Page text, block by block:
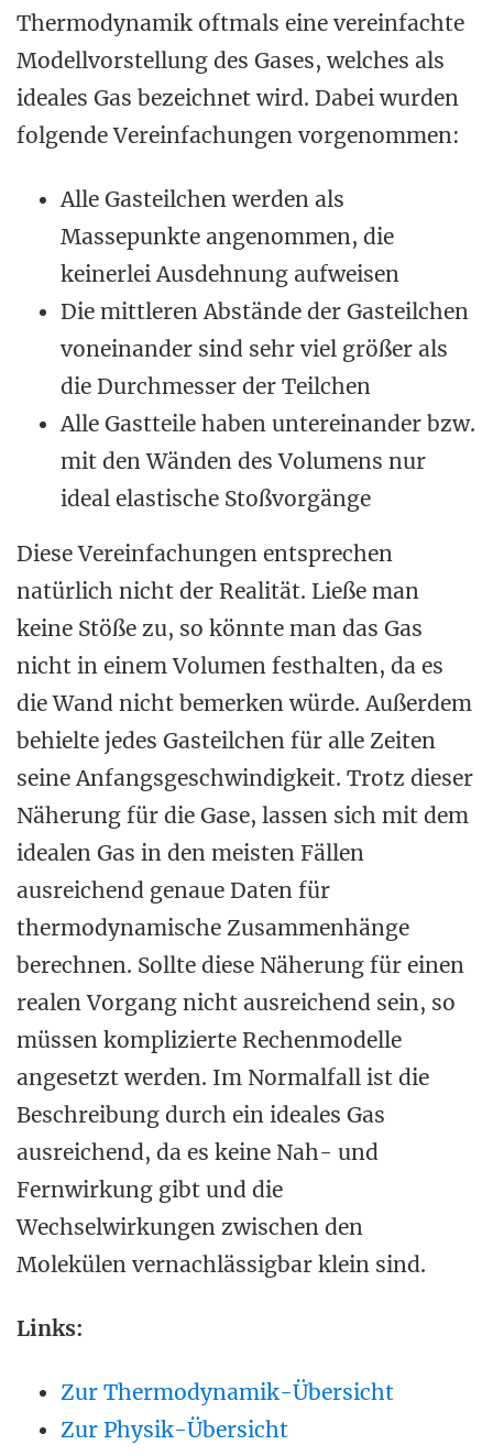
Thermodynamik oftmals eine vereinfachte
Modellvorstellung des Gases, welches als
ideales Gas bezeichnet wird. Dabei wurden
folgende Vereinfachungen vorgenommen:
Alle Gasteilchen werden als
Massepunkte angenommen, die
keinerlei Ausdehnung aufweisen
Die mittleren Abstände der Gasteilchen
voneinander sind sehr viel größer als
die Durchmesser der Teilchen
Alle Gastteile haben untereinander bzw.
mit den Wänden des Volumens nur
ideal elastische Stoßvorgänge
Diese Vereinfachungen entsprechen
natürlich nicht der Realität. Ließe man
keine Stöße zu, so könnte man das Gas
nicht in einem Volumen festhalten, da es
die Wand nicht bemerken würde. Außerdem
behielte jedes Gasteilchen für alle Zeiten
seine Anfangsgeschwindigkeit. Trotz dieser
Näherung für die Gase, lassen sich mit dem
idealen Gas in den meisten Fällen
ausreichend genaue Daten für
thermodynamische Zusammenhänge
berechnen. Sollte diese Näherung für einen
realen Vorgang nicht ausreichend sein, so
müssen komplizierte Rechenmodelle
angesetzt werden. Im Normalfall ist die
Beschreibung durch ein ideales Gas
ausreichend, da es keine Nah- und
Fernwirkung gibt und die
Wechselwirkungen zwischen den
Molekülen vernachlässigbar klein sind.
Links:
Zur Thermodynamik-Übersicht
Zur Physik-Übersicht